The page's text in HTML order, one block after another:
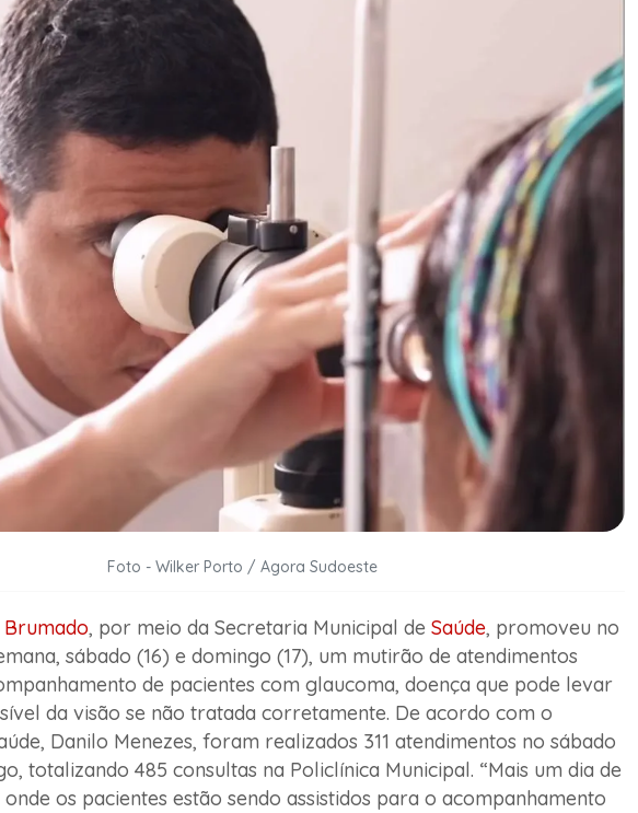
Foto - Wilker Porto / Agora Sudoeste
Brumado, por meio da Secretaria Municipal de Saúde, promoveu no
sábado (16) e domingo (17), um mutirão de atendimentos
de pacientes com glaucoma, doença que pode levar
da visão se não tratada corretamente. De acordo com o
Danilo Menezes, foram realizados 311 atendimentos no sábado
, totalizando 485 consultas na Policlínica Municipal. “Mais um dia de
os pacientes estão sendo assistidos para o acompanhamento